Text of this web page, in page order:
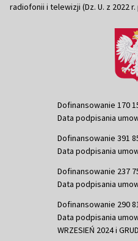
radiofonii i telewizji (Dz. U. z 2022
Dofinansowanie 170
Data podpisania
Dofinansowanie 391
Data podpisania
Dofinansowanie 237
Data podpisania
Dofinansowanie 290
Data podpisania
WRZESIEŃ 2024 i